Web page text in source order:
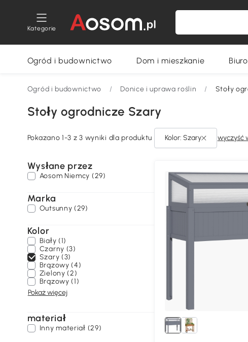
Kategorie
Ogród i budownictwo Dom i mieszkanie Biuro
Ogród i budownictwo / Donice i uprawa roślin / Stoły
Stoły ogrodnicze Szary
Pokazano 1-3 z 3 wyniki dla produktu wyczyść
Kolor: Szary
Wysłane przez
Aosom Niemcy (29)
Marka
Outsunny (29)
Kolor
Biały (1)
Czarny (3)
Szary (3)
Brązowy (4)
Zielony (2)
Brązowy (1)
Pokaż więcej
materiał
Inny materiał (29)